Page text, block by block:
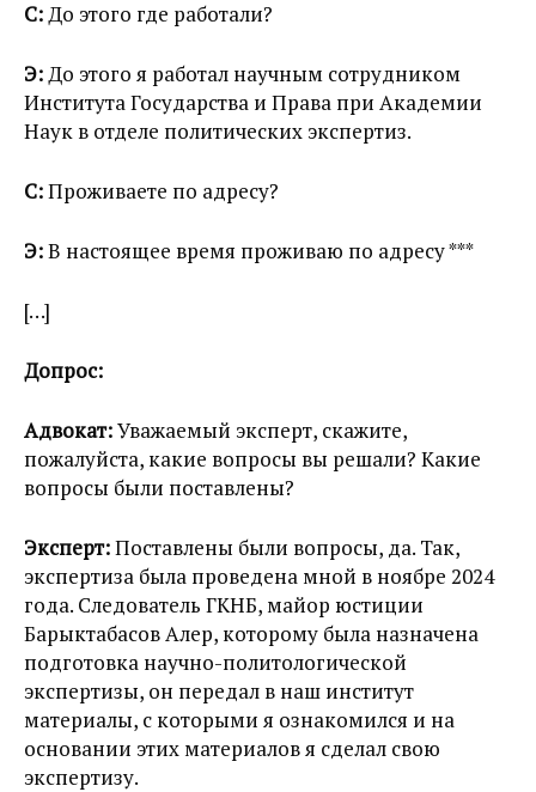
С: До этого где работали?
Э: До этого я работал научным сотрудником
Института Государства и Права при Академии
Наук в отделе политических экспертиз.
С:Проживаете по адресу?
Э:В настоящее время проживаю по адресу ***
[…]
Допрос:
Адвокат:Уважаемый эксперт, скажите,
пожалуйста, какие вопросы вы решали? Какие
вопросы были поставлены?
Эксперт:Поставлены были вопросы, да. Так,
экспертиза была проведена мной в ноябре 2024
года. Следователь ГКНБ, майор юстиции
Барыктабасов Алер, которому была назначена
подготовка научно-политологической
экспертизы, он передал в наш институт
материалы, с которыми я ознакомился и на
основании этих материалов я сделал свою
экспертизу.